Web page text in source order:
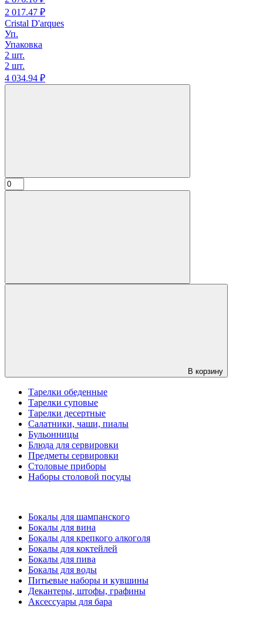
2 017.47 ₽
Cristal D'arques
Уп.
Упаковка
2 шт.
2 шт.
4 034.94 ₽
В корзину
Тарелки обеденные
Тарелки суповые
Тарелки десертные
Салатники, чаши, пиалы
Бульонницы
Блюда для сервировки
Предметы сервировки
Столовые приборы
Наборы столовой посуды
Бокалы для шампанского
Бокалы для вина
Бокалы для крепкого алкоголя
Бокалы для коктейлей
Бокалы для пива
Бокалы для воды
Питьевые наборы и кувшины
Декантеры, штофы, графины
Аксессуары для бара